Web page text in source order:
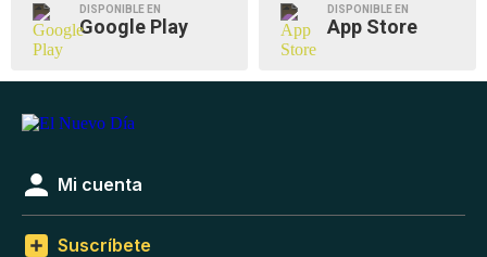
DISPONIBLE EN
Google Play
DISPONIBLE EN
App Store
Mi cuenta
Suscríbete